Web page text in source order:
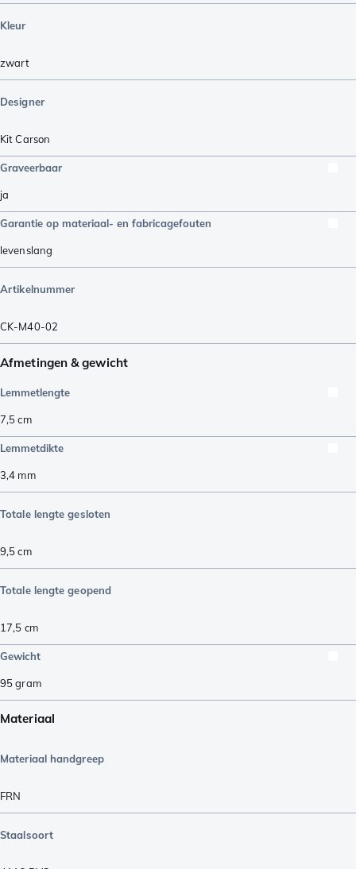
Kleur
zwart
Designer
Kit Carson
Graveerbaar
ja
Garantie op materiaal- en fabricagefouten
levenslang
Artikelnummer
CK-M40-02
Afmetingen & gewicht
Lemmetlengte
7,5cm
Lemmetdikte
3,4 mm
Totale lengte gesloten
9,5cm
Totale lengte geopend
17,5 cm
Gewicht
95gram
Materiaal
Materiaal handgreep
FRN
Staalsoort